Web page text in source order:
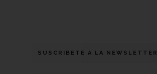
SUSCRIBETE A LA NEWSLETTER